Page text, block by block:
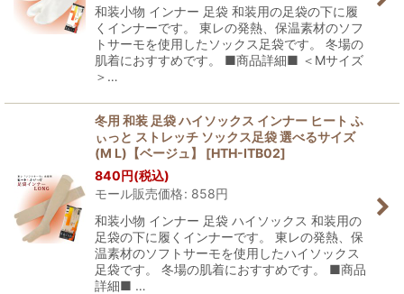
和装小物 インナー 足袋 和装用の足袋の下に履
くインナーです。 東レの発熱、保温素材のソフ
トサーモを使用したソックス足袋です。 冬場の
肌着におすすめです。 ■商品詳細■ ＜Mサイズ
＞…
冬用 和装 足袋 ハイソックス インナー ヒート ふ
ぃっと ストレッチ ソックス足袋 選べるサイズ
(M L)【ベージュ】
[HTH-ITB02]
840円(税込)
モール販売価格: 858円
和装小物 インナー 足袋 ハイソックス 和装用の
足袋の下に履くインナーです。 東レの発熱、保
温素材のソフトサーモを使用したハイソックス
足袋です。 冬場の肌着におすすめです。 ■商品
詳細■ …